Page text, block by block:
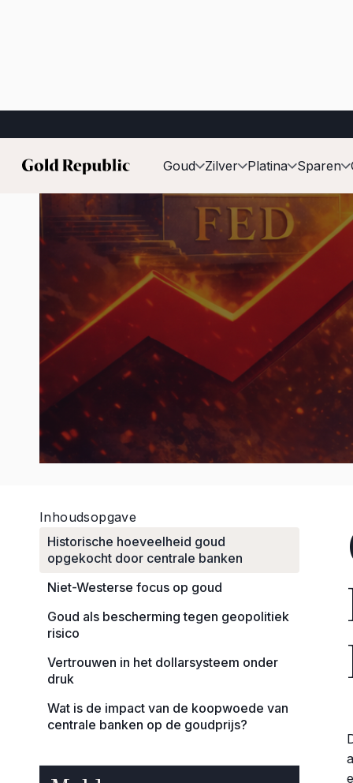
Goud Zilver Platina Sparen
Gepubliceerd op:16 januari 2026
Inhoudsopgave
Historische hoeveelheid goud
opgekocht door centrale banken
Niet-Westerse focus op goud
Goud als bescherming tegen geopolitiek
risico
Vertrouwen in het dollarsysteem onder
druk
Wat is de impact van de koopwoede van
centrale banken op de goudprijs?